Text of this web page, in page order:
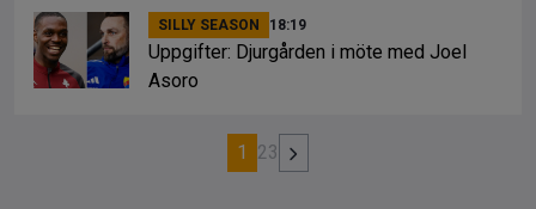
SILLY SEASON 18:19
Uppgifter: Djurgården i möte med Joel
Asoro
1 23